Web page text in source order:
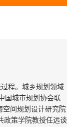
程。城乡规划领域
国城市规划协会联
空间规划设计研究院
政策学院教授任远谈